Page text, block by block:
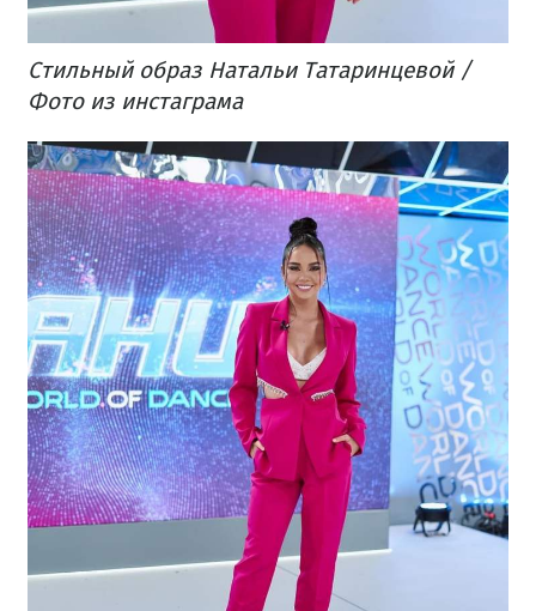
Стильный образ Натальи Татаринцевой /
Фото из инстаграма